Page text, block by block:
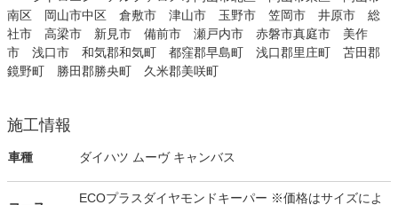
南区 岡山市中区 倉敷市 津山市 玉野市 笠岡市 井原市 総
社市 高梁市 新見市 備前市 瀬戸内市 赤磐市真庭市 美作
市 浅口市 和気郡和気町 都窪郡早島町 浅口郡里庄町 苫田郡
鏡野町 勝田郡勝央町 久米郡美咲町
施工情報
車種 ダイハツ ムーヴ キャンバス
ECOプラスダイヤモンドキーパー ※価格はサイズによ